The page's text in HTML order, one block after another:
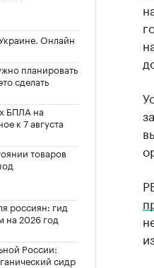
Онлайн
планировать
сделать
БПЛА на
к 7 августа
товаров
россиян: гид
на 2026 год
России:
сидр